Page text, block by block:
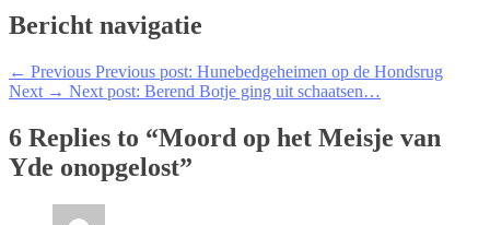
Bericht navigatie
← Previous Previous post: Hunebedgeheimen op de Hondsrug
Next → Next post: Berend Botje ging uit schaatsen…
6 Replies to “Moord op het Meisje van
Yde onopgelost”